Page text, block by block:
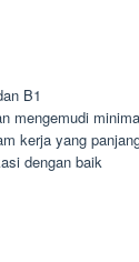
B1
mengemudi
kerja yang
dengan baik